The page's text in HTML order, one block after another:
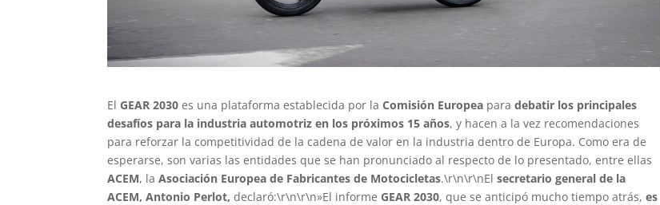
El GEAR 2030 es una plataforma establecida por laComisión Europea paradebatir los principales
desafíos para la industria automotriz en los próximos 15 años, y hacen a la vez recomendaciones
para reforzar la competitividad de la cadena de valor en la industria dentro de Europa. Como era de
esperarse, son varias las entidades que se han pronunciado al respecto de lo presentado, entre ellas
ACEM, laAsociación Europea de Fabricantes de Motocicletas.\r\n\r\nElsecretario general de la
ACEM, Antonio Perlot, declaró:\r\n\r\n»El informe GEAR 2030, que se anticipó mucho tiempo atrás,es